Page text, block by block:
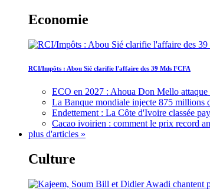
Economie
RCI/Impôts : Abou Sié clarifie l'affaire des 39 Mds FCFA
ECO en 2027 : Ahoua Don Mello attaque
La Banque mondiale injecte 875 millions
Endettement : La Côte d'Ivoire classée
Cacao ivoirien : comment le prix record
plus d'articles »
Culture